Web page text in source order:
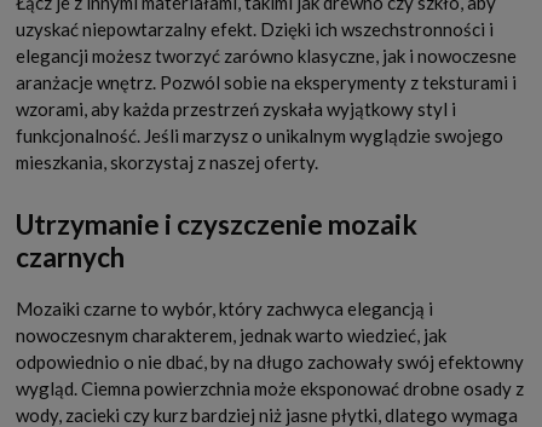
uzyskać niepowtarzalny efekt. Dzięki ich wszechstronności i
elegancji możesz tworzyć zarówno klasyczne, jak i nowoczesne
aranżacje wnętrz. Pozwól sobie na eksperymenty z teksturami i
wzorami, aby każda przestrzeń zyskała wyjątkowy styl i
funkcjonalność. Jeśli marzysz o unikalnym wyglądzie swojego
mieszkania, skorzystaj z naszej oferty.
Utrzymanie i czyszczenie mozaik
czarnych
Mozaiki czarne to wybór, który zachwyca elegancją i
nowoczesnym charakterem, jednak warto wiedzieć, jak
odpowiednio o nie dbać, by na długo zachowały swój efektowny
wygląd. Ciemna powierzchnia może eksponować drobne osady z
wody, zacieki czy kurz bardziej niż jasne płytki, dlatego wymaga